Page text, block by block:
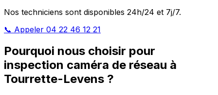
Nos techniciens sont disponibles 24h/24 et 7j/7.
📞 Appeler 04 22 46 12 21
Pourquoi nous choisir pour
inspection caméra de réseau à
Tourrette-Levens ?